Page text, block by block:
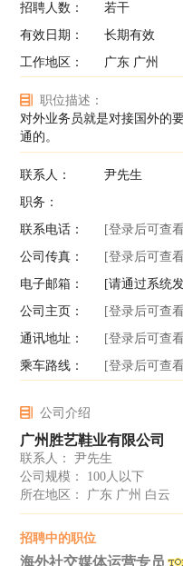
招聘人数：
若干
有效日期：
长期有效
工作地区：
广东 广州
职位描述：
对外业务员就是对接国外的
通的。
联系人：
尹先生
职务：
联系电话：
[登录后可查
公司传真：
[登录后可查
电子邮箱：
[请通过系统
公司主页：
[登录后可查
通讯地址：
[登录后可查
乘车路线：
[登录后可查
公司介绍
广州胜艺鞋业有限公司
联系人： 尹先生
公司规模： 100人以下
所在地区： 广东 广州 白云
招聘中的职位
海外社交媒体运营专员